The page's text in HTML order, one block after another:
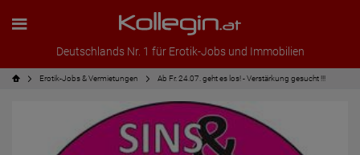
Deutschlands Nr. 1 für Erotik-Jobs und Immobilien
Erotik-Jobs & Vermietungen Ab Fr. 24.07. geht es los! - Verstärkung gesucht !!!